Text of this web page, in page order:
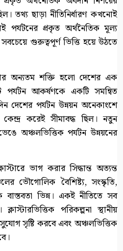
তথ্য ছাড়া নীতিনির্ধারণ কখনোই
পর্যটনের প্রকৃত অর্থনৈতিক মূল্য
সবচেয়ে গুরুত্বপূর্ণ ভিত্তি হয়ে উঠতে
অন্যতম শক্তি হলো দেশের এক
পর্যটন আকর্ষণকে একটি সমন্বিত
দেশের পর্যটন উন্নয়ন অনেকাংশে
করেই সীমাবদ্ধ ছিল। নতুন
অঞ্চলভিত্তিক পর্যটন উন্নয়নের
ভাগ করার সিদ্ধান্ত অত্যন্ত
ভৌগোলিক বৈশিষ্ট্য, সংস্কৃতি,
বাস্তবতা ভিন্ন। একই নীতিতে সব
পরিকল্পনা স্থানীয়
সৃষ্টি করবে এবং অঞ্চলভিত্তিক